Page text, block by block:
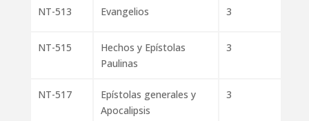
NT-513 Evangelios 3
NT-515
Hechos y Epístolas
Paulinas
3
NT-517
Epístolas generales y
Apocalipsis
3